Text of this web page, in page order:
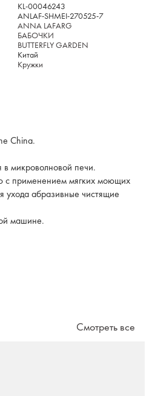
KL-00046243
ANLAF-SHMEI-270525-7
ANNA LAFARG
БАБОЧКИ
BUTTERFLY GARDEN
Китай
Кружки
China.
в микроволновой печи.
с применением мягких моющих
ухода абразивные чистящие
машине.
Смотреть все